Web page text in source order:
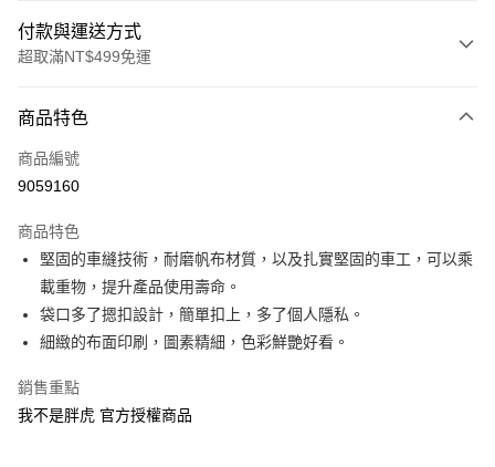
付款與運送方式
超取滿NT$499免運
信用卡一次付款
超商取貨付款
Apple Pay
街口支付
悠遊付
AFTEE先享後付
相關說明
商品特色
商品編號
9059160
商品特色
堅固的車縫技術，耐磨帆布材質，以及扎實堅固的車工，可以乘
載重物，提升產品使用壽命。
袋口多了摁扣設計，簡單扣上，多了個人隱私。
細緻的布面印刷，圖素精細，色彩鮮艷好看。
銷售重點
我不是胖虎 官方授權商品